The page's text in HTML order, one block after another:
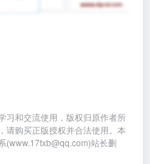
习和交流使用，版权归原作者所
请购买正版授权并合法使用。本
(www.17txb@qq.com)站长删